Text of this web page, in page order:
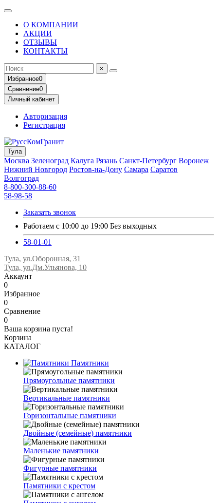
О КОМПАНИИ
АКЦИИ
ОТЗЫВЫ
КОНТАКТЫ
×
Избранное0
Сравнение0
Личный кабинет
Авторизация
Регистрация
Тула
Москва Зеленоград Калуга Рязань Санкт-Петербург Воронеж
Нижний Новгород Ростов-на-Дону Самара Саратов
Волгоград
8-800-300-88-60
58-98-58
Заказать звонок
Работаем с 10:00 до 19:00 Без выходных
58-01-01
Тула, ул.Оборонная, 31
Тула, ул.Дм.Ульянова, 10
Аккаунт
0
Избранное
0
Сравнение
0
Ваша корзина пуста!
Корзина
КАТАЛОГ
Памятники
Прямоугольные памятники
Вертикальные памятники
Горизонтальные памятники
Двойные (семейные) памятники
Маленькие памятники
Фигурные памятники
Памятники с крестом